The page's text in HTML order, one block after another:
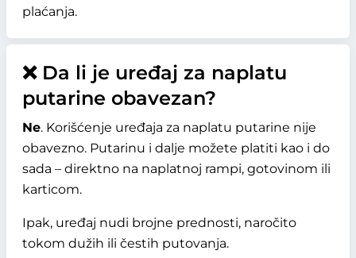
plaćanja.
❌ Da li je uređaj za naplatu
putarine obavezan?
Ne. Korišćenje uređaja za naplatu putarine nije
obavezno. Putarinu i dalje možete platiti kao i do
sada – direktno na naplatnoj rampi, gotovinom ili
karticom.
Ipak, uređaj nudi brojne prednosti, naročito
tokom dužih ili čestih putovanja.